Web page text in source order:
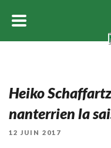
Heiko
nanterrien la
PUBLIÉ
12 JUIN 2017